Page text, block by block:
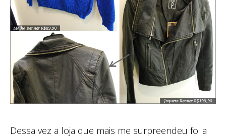
Dessa vez a loja que mais me surpreendeu foi a